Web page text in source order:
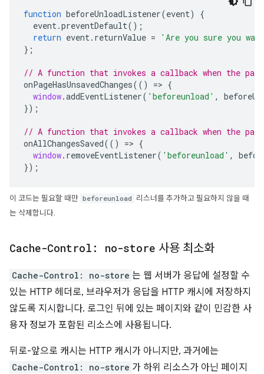
function beforeUnloadListener(event)
{
event.preventDefault();
return event. returnValue =
'Are you sure you
};
// A function that invokes a callback when the page
onPageHasUnsavedChanges(() => {
window.addEventListener( 'beforeunload' ,
});
// A function that invokes a callback when the
onAllChangesSaved(() => {
window. removeEventListener( 'beforeunload' ,
});
이 코드는 필요할 때만 beforeunload 리스너를 추가하고 필요하지 않을 때
는 삭제합니다.
Cache-Control: no-store 사용 최소화
Cache-Control: no-store 는 웹 서버가 응답에 설정할 수
있는 HTTP 헤더로, 브라우저가 응답을 HTTP 캐시에 저장하지
않도록 지시합니다. 로그인 뒤에 있는 페이지와 같이 민감한 사
용자 정보가 포함된 리소스에 사용됩니다.
뒤로-앞으로 캐시는 HTTP 캐시가 아니지만, 과거에는
Cache-Control: no-store 가 하위 리소스가 아닌 페이지